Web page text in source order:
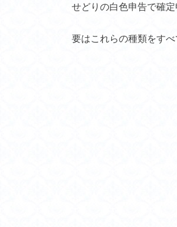
せどりの白色申告で確
要はこれらの種類をす